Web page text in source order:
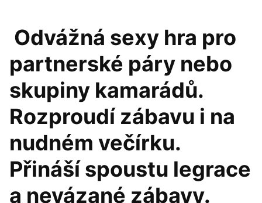
Odvážná sexy hra pro
partnerské páry nebo
skupiny kamarádů.
Rozproudí zábavu i na
nudném večírku.
Přináší spoustu legrace
a nevázané zábavy.